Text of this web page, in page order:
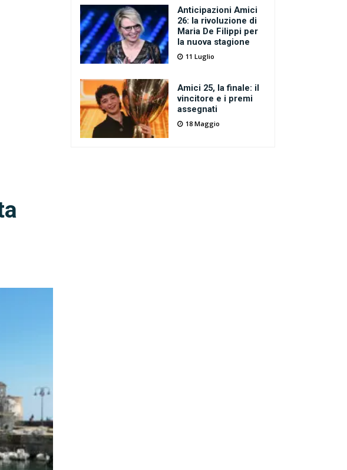
Anticipazioni Amici
26: la rivoluzione di
Maria De Filippi per
la nuova stagione
11 Luglio
Amici 25, la finale: il
vincitore e i premi
assegnati
18 Maggio